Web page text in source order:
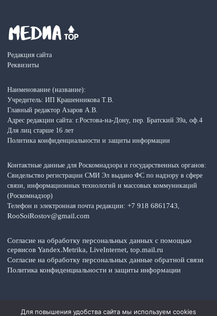
Редакция сайта
Реквизиты
Наименование (название):
Учредитель: ИП Крашенникова Т.В.
Главный редактор Азаров А.В.
Адрес редакции сайта: г.Ростова-на-Дону, пер. Братский 39а, оф.4
Для лиц старше 16 лет
Политика конфиденциальности и защиты информации
Контактные данные для Роскомнадзора и государственных органов:
Свидельство регистрации СМИ Эл выдано ФС по надзору в сфере
связи, информационных технологий и массовых коммуникаций
(Роскомнадзор)
Телефон и электронная почта редакции: +7 918 6861743
RooSoiRostov@gmail.com
Согласие на обработку персональных данных с помощью
сервисов Yandex.Metrika, LiveInternet, top.mail.ru
Согласие на обработку персональных данные обратной связи
Политика конфиденциальности и защиты информации
Copyright © 2026 Media Top — Общественно-политические факты,
Для повышения удобства сайта мы используем cookies